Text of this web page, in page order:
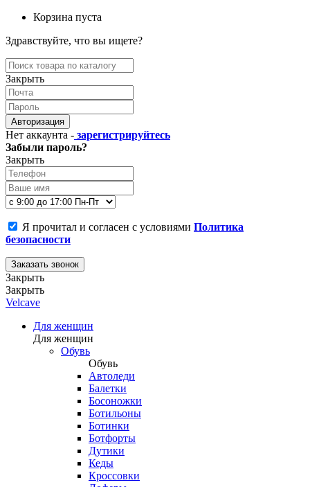
Корзина пуста
Здравствуйте, что вы ищете?
Закрыть
Авторизация
Нет аккаунта - зарегистрируйтесь
Забыли пароль?
Закрыть
Я прочитал и согласен с условиями Политика
безопасности
Заказать звонок
Закрыть
Закрыть
Velcave
Для женщин
Для женщин
Обувь
Обувь
Автоледи
Балетки
Босоножки
Ботильоны
Ботинки
Ботфорты
Дутики
Кеды
Кроссовки